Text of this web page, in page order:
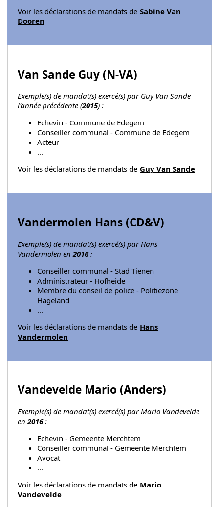
Voir les déclarations de mandats de Sabine Van
Dooren
Van Sande Guy (N-VA)
Exemple(s) de mandat(s) exercé(s) par Guy Van Sande
l'année précédente (2015) :
Echevin - Commune de Edegem
Conseiller communal - Commune de Edegem
Acteur
...
Voir les déclarations de mandats de Guy Van Sande
Vandermolen Hans (CD&V)
Exemple(s) de mandat(s) exercé(s) par Hans
Vandermolen en 2016:
Conseiller communal - Stad Tienen
Administrateur - Hofheide
Membre du conseil de police - Politiezone
Hageland
...
Voir les déclarations de mandats de Hans
Vandermolen
Vandevelde Mario (Anders)
Exemple(s) de mandat(s) exercé(s) par Mario Vandevelde
en2016:
Echevin - Gemeente Merchtem
Conseiller communal - Gemeente Merchtem
Avocat
...
Voir les déclarations de mandats de Mario
Vandevelde